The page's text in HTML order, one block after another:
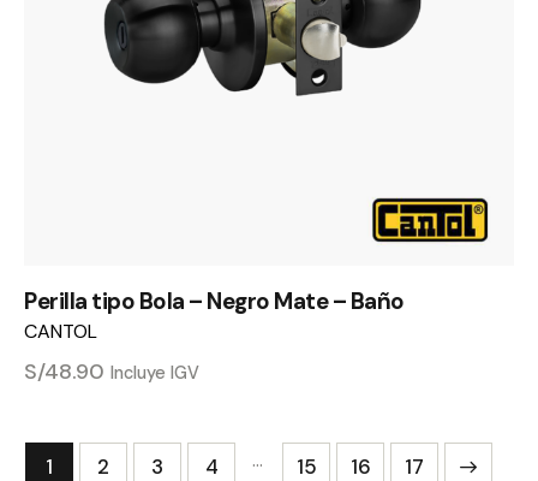
Perilla tipo Bola – Negro Mate – Baño
CANTOL
S/48.90 Incluye IGV
1 2 3 4 … 15 16 17
→